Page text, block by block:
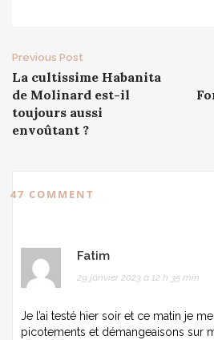
Post
navigation
Previous Post
La cultissime Habanita
de Molinard est-il
toujours aussi
envoûtant ?
47 COMMENT
Fatim
29 janvier 2023 à 12 h 35 min
Je l’ai testé hier soir et ce matin je
picotements et démangeaisons sur